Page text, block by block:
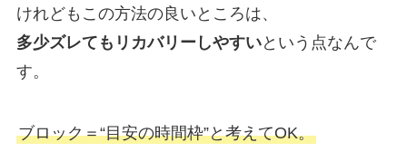
けれどもこの方法の良いところは、
多少ズレてもリカバリーしやすいという点なんで
す。
ブロック＝“目安の時間枠”と考えてOK。